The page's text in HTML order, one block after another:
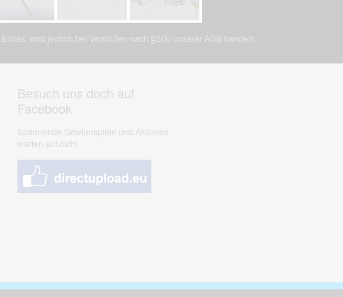
wird jedoch bei Verstößen nach §2(3) unserer AGB handeln.
Besuch uns doch auf
Facebook
Spannende Gewinnspiele und Aktionen
warten auf dich!